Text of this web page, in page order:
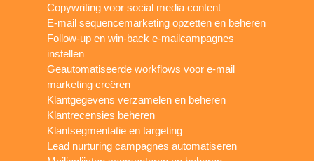
Copywriting voor social media content
E-mail sequencemarketing opzetten en beheren
Follow-up en win-back e-mailcampagnes
instellen
Geautomatiseerde workflows voor e-mail
marketing creëren
Klantgegevens verzamelen en beheren
Klantrecensies beheren
Klantsegmentatie en targeting
Lead nurturing campagnes automatiseren